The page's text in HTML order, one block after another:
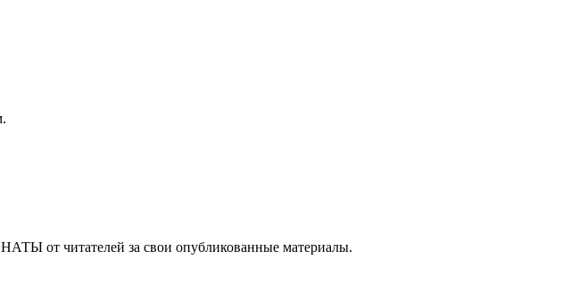
от читателей за свои опубликованные материалы.